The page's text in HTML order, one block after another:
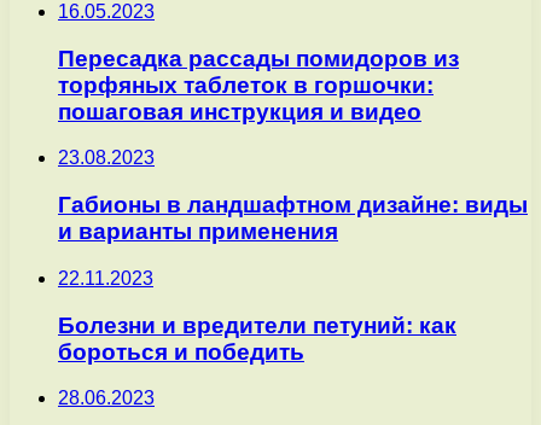
16.05.2023
Пересадка рассады помидоров из
торфяных таблеток в горшочки:
пошаговая инструкция и видео
23.08.2023
Габионы в ландшафтном дизайне: виды
и варианты применения
22.11.2023
Болезни и вредители петуний: как
бороться и победить
28.06.2023